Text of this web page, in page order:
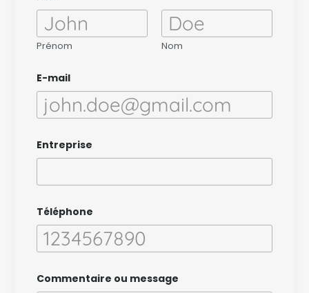
Prénom Nom
E-mail
Entreprise
Téléphone
-
Commentaire ou message